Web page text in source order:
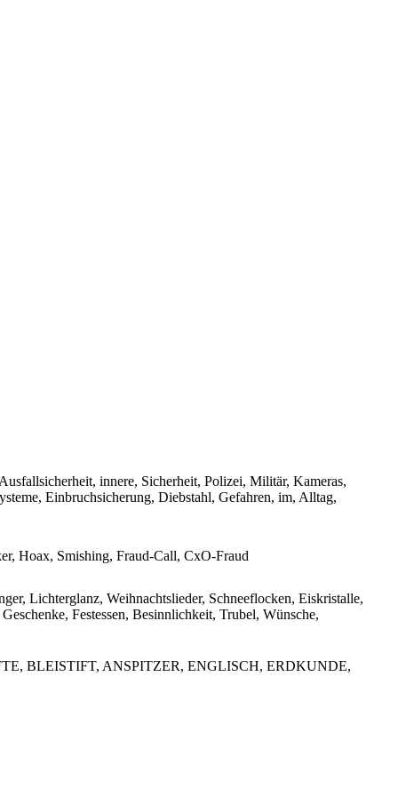
innere, Sicherheit, Polizei, Militär, Kameras,
Einbruchsicherung, Diebstahl, Gefahren, im, Alltag,
Hoax, Smishing, Fraud-Call, CxO-Fraud
Lichterglanz, Weihnachtslieder, Schneeflocken, Eiskristalle,
Festessen, Besinnlichkeit, Trubel, Wünsche,
BLEISTIFT, ANSPITZER, ENGLISCH, ERDKUNDE,